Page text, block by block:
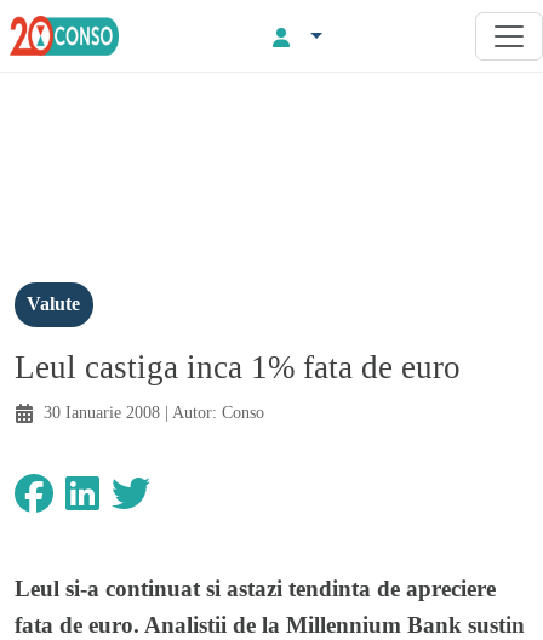
Valute
Leul castiga inca 1% fata de euro
30 Ianuarie 2008 | Autor: Conso
Leul si-a continuat si astazi tendinta de apreciere
fata de euro. Analistii de la Millennium Bank sustin